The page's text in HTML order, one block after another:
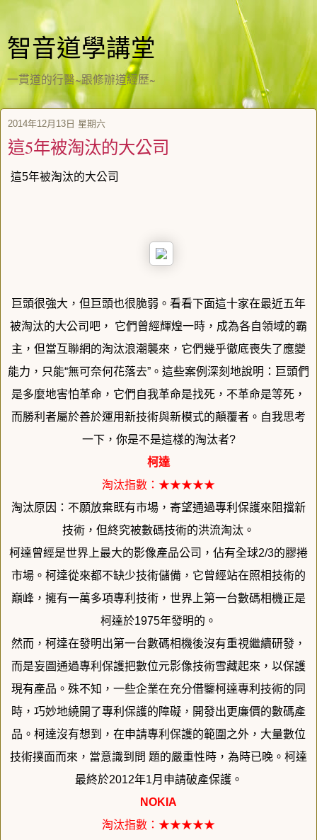
智音道學講堂
一貫道的行醫~跟修辦道經歷~
2014年12月13日 星期六
這5年被淘汰的大公司
這5年被淘汰的大公司
巨頭很強大，但巨頭也很脆弱。 看看下面這十家在最近五年
被淘汰的大公司吧， 它們曾經輝煌一時，成為各自領域的霸
主， 但當互聯網的淘汰浪潮襲來，它們幾乎徹底喪失了應變
能力，只能“無可奈何花落去”。這些案例深刻地說明： 巨頭們
是多麼地害怕革命，它們自我革命是找死，不革命是等死，
而勝利者屬於善於運用新技術與新模式的顛覆者。自我思考
一下， 你是不是這樣的淘汰者?
柯達
淘汰指數：★★★★★
淘汰原因：不願放棄既有市場，寄望通過專利保護來阻擋新
技術， 但終究被數碼技術的洪流淘汰。
柯達曾經是世界上最大的影像產品公司，佔有全球2/3的膠捲
市場 。柯達從來都不缺少技術儲備，它曾經站在照相技術的
巔峰， 擁有一萬多項專利技術，世界上第一台數碼相機正是
柯達於1975年發明的。
然而，柯達在發明出第一台數碼相機後沒有重視繼續研發，
而是妄圖通過專利保護把數位元影像技術雪藏起來， 以保護
現有產品。殊不知， 一些企業在充分借鑒柯達專利技術的同
時， 巧妙地繞開了專利保護的障礙，開發出更廉價的數碼產
品。 柯達沒有想到，在申請專利保護的範圍之外， 大量數位
技術撲面而來，當意識到問 題的嚴重性時，為時已晚。柯達
最終於2012年1月申請破產保護。
NOKIA
淘汰指數：★★★★★